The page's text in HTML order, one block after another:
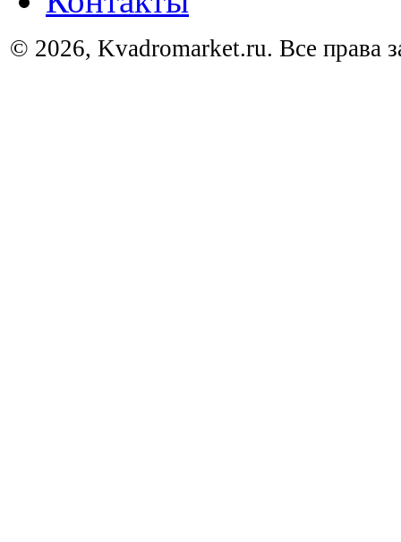
© 2026, Kvadromarket.ru. Все права